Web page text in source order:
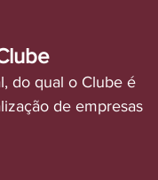
do qual o Clube é
de empresas